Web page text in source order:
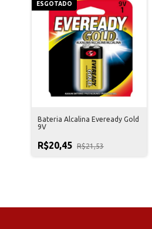
ESGOTADO
Bateria Alcalina Eveready Gold
9V
R$20,45 R$21,53